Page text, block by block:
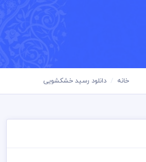
خانه دانلود رسید خشکشویی